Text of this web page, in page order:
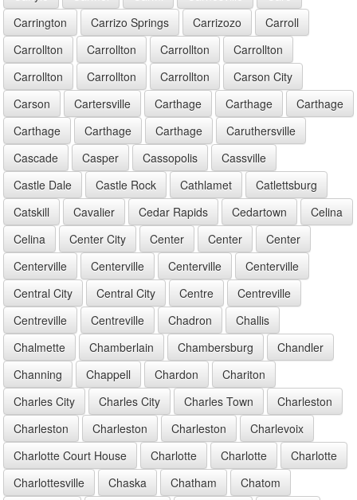
Carrington
Carrizo Springs Carrizozo
Carroll
Carrollton
Carrollton Carrollton
Carrollton
Carrollton
Carrollton Carrollton
Carson City
Carson
Cartersville Carthage Carthage
Carthage
Carthage
Carthage Carthage
Caruthersville
Cascade
Casper Cassopolis
Cassville
Castle Dale
Castle Rock Cathlamet
Catlettsburg
Catskill
Cavalier Cedar Rapids Cedartown
Celina
Celina
Center City Center Center
Center
Centerville
Centerville Centerville
Centerville
Central City
Central City Centre
Centreville
Centreville
Centreville Chadron
Challis
Chalmette
Chamberlain Chambersburg
Chandler
Channing
Chappell Chardon
Chariton
Charles City
Charles City Charles Town
Charleston
Charleston
Charleston Charleston
Charlevoix
Charlotte Court House
Charlotte Charlotte
Charlotte
Charlottesville
Chaska Chatham
Chatom